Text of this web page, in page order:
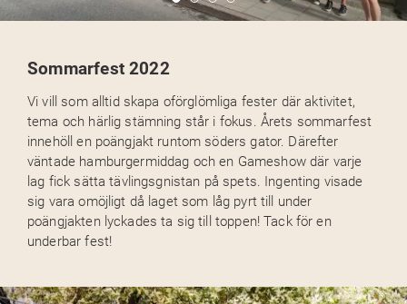
Sommarfest 2022
Vi vill som alltid skapa oförglömliga fester där aktivitet,
tema och härlig stämning står i fokus. Årets sommarfest
innehöll en poängjakt runtom söders gator. Därefter
väntade hamburgermiddag och en Gameshow där varje
lag fick sätta tävlingsgnistan på spets. Ingenting visade
sig vara omöjligt då laget som låg pyrt till under
poängjakten lyckades ta sig till toppen! Tack för en
underbar fest!